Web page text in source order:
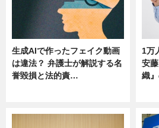
生成AIで作ったフェイク動画
は違法？ 弁護士が解説する名
誉毀損と法的責…
1万
安
織